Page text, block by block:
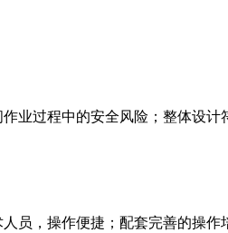
业过程中的安全风险；整体设
员，操作便捷；配套完善的操